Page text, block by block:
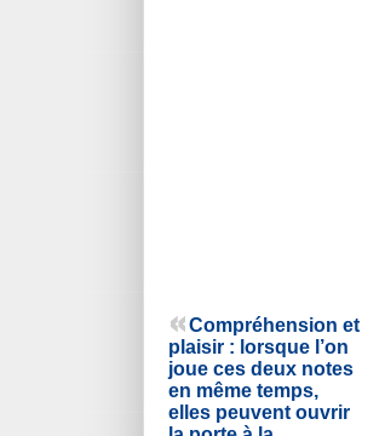
Compréhension et
plaisir : lorsque l’on
joue ces deux notes
en même temps,
elles peuvent ouvrir